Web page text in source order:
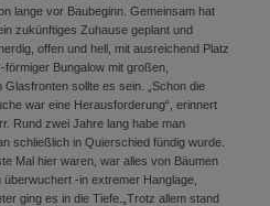
lange vor Baubeginn. Gemeinsam hat
zukünftiges Zuhause geplant und
offen und hell, mit ausreichend Platz
förmiger Bungalow mit großen,
Glasfronten sollte es sein. „Schon die
war eine Herausforderung“, erinnert
Rund zwei Jahre lang habe man
schließlich in Quierschied fündig wurde.
Mal hier waren, war alles von Bäumen
-in extremer Hanglage,
ging es in die Tiefe.„Trotz allem stand